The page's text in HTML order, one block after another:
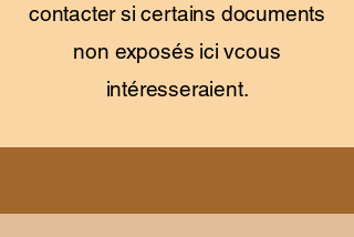
contacter si certains documents
non exposés ici vcous
intéresseraient.